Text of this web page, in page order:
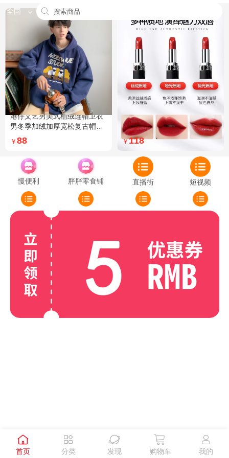
全国
港仔文艺男美式植绒连帽卫衣
男冬季加绒加厚宽松复古帽衫
外套 XXL 加绒 5XL 灰色加绒
￥ 88
Dior迪奥全新烈艳蓝金口红品
牌授权经典藤格纹饰带丝绒质
地999色号传奇红唇哑光 哑光
￥118
慢便利 胖胖零食铺 直播街 短视频

首页

分类

发现

购物车

我的